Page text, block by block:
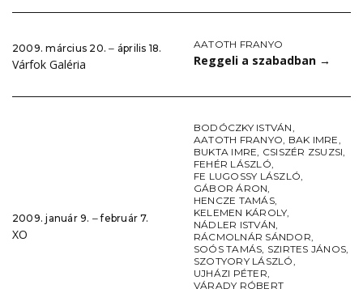
2009. március 20. ‒ április 18.
Várfok Galéria
AATOTH FRANYO
Reggeli a szabadban →
2009. január 9. ‒ február 7.
XO
BODÓCZKY ISTVÁN,
AATOTH FRANYO, BAK IMRE,
BUKTA IMRE, CSISZÉR ZSUZSI,
FEHÉR LÁSZLÓ,
FE LUGOSSY LÁSZLÓ,
GÁBOR ÁRON,
HENCZE TAMÁS,
KELEMEN KÁROLY,
NÁDLER ISTVÁN,
RÁCMOLNÁR SÁNDOR,
SOÓS TAMÁS, SZIRTES JÁNOS,
SZOTYORY LÁSZLÓ,
UJHÁZI PÉTER,
VÁRADY RÓBERT